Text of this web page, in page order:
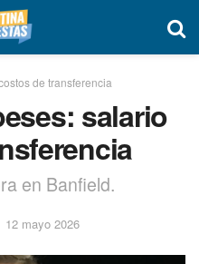
de transferencia
salario
en Banfield.
12 mayo 2026